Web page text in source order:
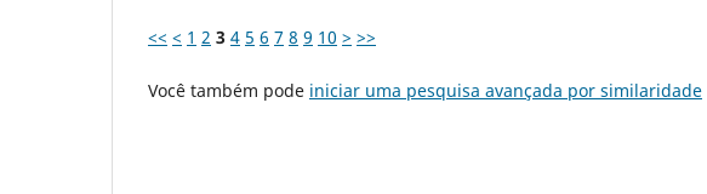
<< < 1 2 3 4 5 6 7 8 9 10 > >>
Você também pode iniciar uma pesquisa avançada por similaridade